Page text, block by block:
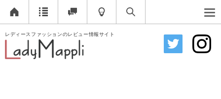
レディースファッションのレビュー情報サイト